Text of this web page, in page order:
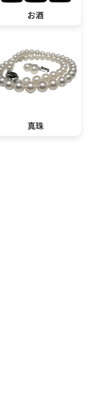
お酒
真珠